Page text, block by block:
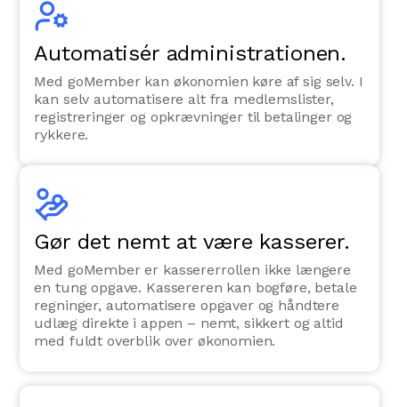
Automatisér administrationen.
Med goMember kan økonomien køre af sig selv. I
kan selv automatisere alt fra medlemslister,
registreringer og opkrævninger til betalinger og
rykkere.
Gør det nemt at være kasserer.
Med goMember er kassererrollen ikke længere
en tung opgave. Kassereren kan bogføre, betale
regninger, automatisere opgaver og håndtere
udlæg direkte i appen – nemt, sikkert og altid
med fuldt overblik over økonomien.